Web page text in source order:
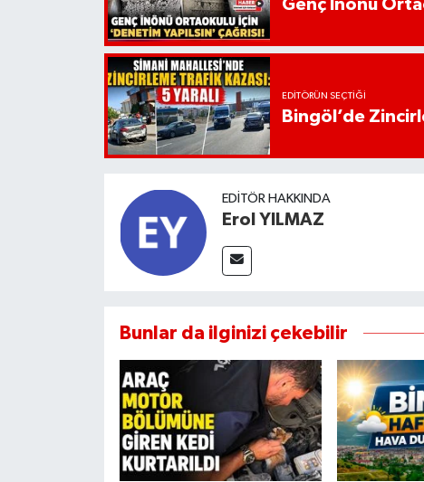
Genç İnönü
EDITÖRÜN SEÇTIĞI
Bingöl’de
EDITÖR HAKKINDA
Erol YILMAZ
Bunlar da ilginizi çekebilir